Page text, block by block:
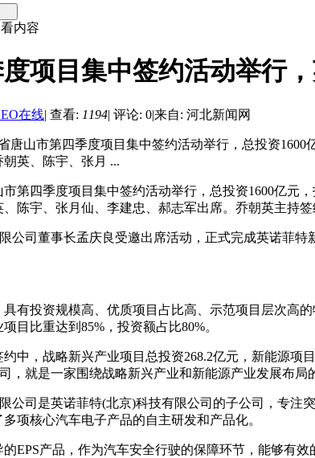
内容
项目集中签约活动举行
在线| 查看: 1194| 评论: 0|来自: 河北新闻网
市第四季度项目集中签约活动举行，总投资1600
英、陈宇、张月 ...
四季度项目集中签约活动举行，总投资1600亿元
陈宇、张月仙、李建忠、郝志军出席。乔朝英主持签
司董事长孟庆良受邀出席活动，正式完成英诺菲特
投资规模高、优质项目占比高、示范项目层次高的
目比重达到85%，投资额占比80%。
，战略新兴产业项目总投资268.2亿元，新能源项
，就是一家围绕战略新兴产业和新能源产业发展布局
司是英诺菲特(北京)科技有限公司的子公司，专注
项核心汽车电子产品的自主研发和产品化。
产品，作为汽车安全行驶的保障环节，能够有效